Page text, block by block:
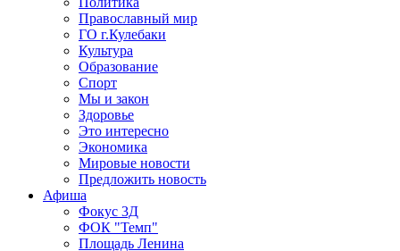
Православный мир
ГО г.Кулебаки
Культура
Образование
Спорт
Мы и закон
Здоровье
Это интересно
Экономика
Мировые новости
Предложить новость
Афиша
Фокус 3Д
ФОК "Темп"
Площадь Ленина